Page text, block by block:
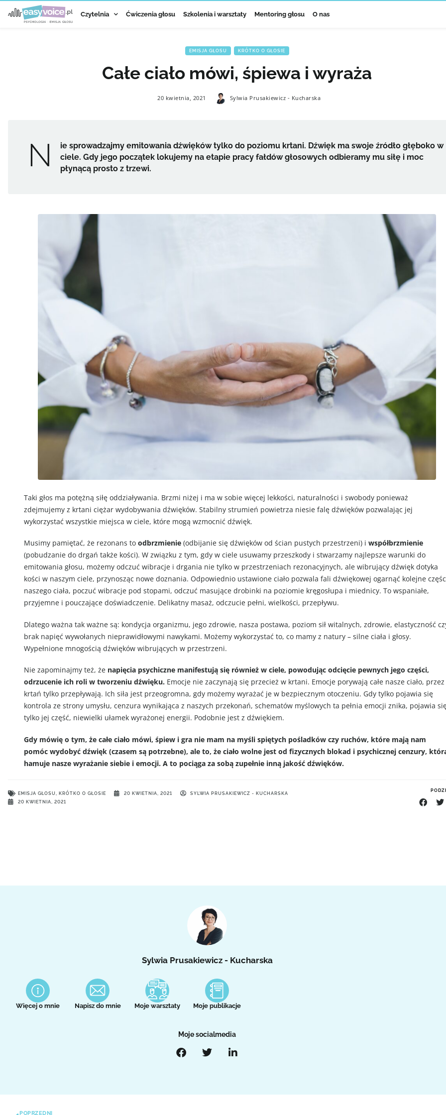
Czytelnia Ćwiczenia głosu Szkolenia i warsztaty Mentoring głosu O nas
EMISJA GŁOSU KRÓTKO O GŁOSIE
Całe ciało mówi, śpiewa i wyraża
20 kwietnia, 2021 Sylwia Prusakiewicz - Kucharska
N
ie sprowadzajmy emitowania dźwięków tylko do poziomu krtani. Dźwięk ma swoje źródło głęboko w
ciele. Gdy jego początek lokujemy na etapie pracy fałdów głosowych odbieramy mu siłę i moc
płynącą prosto z trzewi.
Taki głos ma potężną siłę oddziaływania. Brzmi niżej i ma w sobie więcej lekkości, naturalności i swobody ponieważ
zdejmujemy z krtani ciężar wydobywania dźwięków. Stabilny strumień powietrza niesie falę dźwięków pozwalając jej
wykorzystać wszystkie miejsca w ciele, które mogą wzmocnić dźwięk.
Musimy pamiętać, że rezonans to odbrzmienie (odbijanie się dźwięków od ścian pustych przestrzeni) i współbrzmienie
(pobudzanie do drgań także kości). W związku z tym, gdy w ciele usuwamy przeszkody i stwarzamy najlepsze warunki do
emitowania głosu, możemy odczuć wibracje i drgania nie tylko w przestrzeniach rezonacyjnych, ale wibrujący dźwięk dotyka
kości w naszym ciele, przynosząc nowe doznania. Odpowiednio ustawione ciało pozwala fali dźwiękowej ogarnąć kolejne
naszego ciała, poczuć wibracje pod stopami, odczuć masujące drobinki na poziomie kręgosłupa i miednicy. To wspaniałe,
przyjemne i pouczające doświadczenie. Delikatny masaż, odczucie pełni, wielkości, przepływu.
Dlatego ważna tak ważne są: kondycja organizmu, jego zdrowie, nasza postawa, poziom sił witalnych, zdrowie, elastyczność
brak napięć wywołanych nieprawidłowymi nawykami. Możemy wykorzystać to, co mamy z natury – silne ciała i głosy.
Wypełnione mnogością dźwięków wibrujących w przestrzeni.
Nie zapominajmy też, że napięcia psychiczne manifestują się również w ciele, powodując odcięcie pewnych jego części,
odrzucenie ich roli w tworzeniu dźwięku. Emocje nie zaczynają się przecież w krtani. Emocje porywają całe nasze ciało, przez
krtań tylko przepływają. Ich siła jest przeogromna, gdy możemy wyrażać je w bezpiecznym otoczeniu. Gdy tylko pojawia się
kontrola ze strony umysłu, cenzura wynikająca z naszych przekonań, schematów myślowych ta pełnia emocji znika, pojawia
tylko jej część, niewielki ułamek wyrażonej energii. Podobnie jest z dźwiękiem.
Gdy mówię o tym, że całe ciało mówi, śpiew i gra nie mam na myśli spiętych pośladków czy ruchów, które mają nam
pomóc wydobyć dźwięk (czasem są potrzebne), ale to, że ciało wolne jest od fizycznych blokad i psychicznej cenzury,
hamuje nasze wyrażanie siebie i emocji. A to pociąga za sobą zupełnie inną jakość dźwięków.
EMISJA GŁOSU KRÓTKO O GŁOSIE 20 KWIETNIA, 2021
SYLWIA PRUSAKIEWICZ - KUCHARSKA
20 KWIETNIA, 2021
Sylwia Prusakiewicz - Kucharska
Więcej o mnie Napisz do mnie Moje warsztaty Moje publikacje
Moje socialmedia
POPRZEDNI